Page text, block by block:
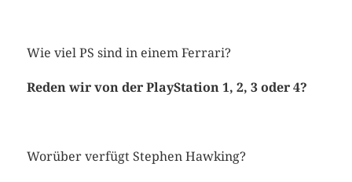
Wie viel PS sind in einem Ferrari?
Reden wir von der PlayStation 1, 2, 3 oder 4?
Worüber verfügt Stephen Hawking?